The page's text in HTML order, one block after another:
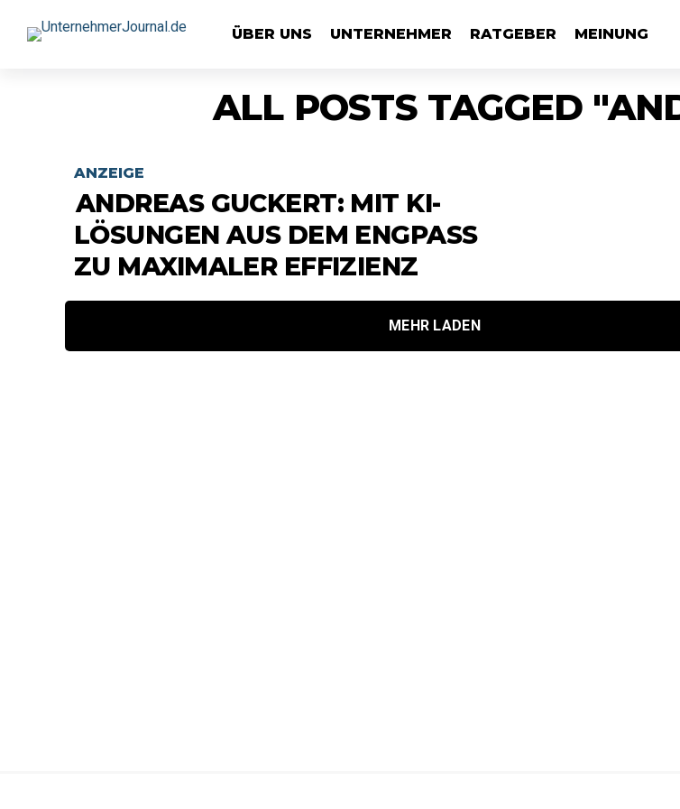
ÜBER UNS UNTERNEHMER RATGEBER MEINUNG
ALL POSTS TAGGED
ANZEIGE
ANDREAS GUCKERT: MIT KI-
LÖSUNGEN AUS DEM ENGPASS
ZU MAXIMALER EFFIZIENZ
MEHR LADEN